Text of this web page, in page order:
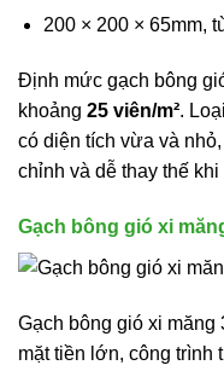
200 × 200 × 65mm,
Định mức gạch bông
khoảng 25 viên/m².
có diện tích vừa và
chỉnh và dễ thay thế
Gạch bông gió xi
Gạch bông gió xi
mặt tiền lớn, công trình